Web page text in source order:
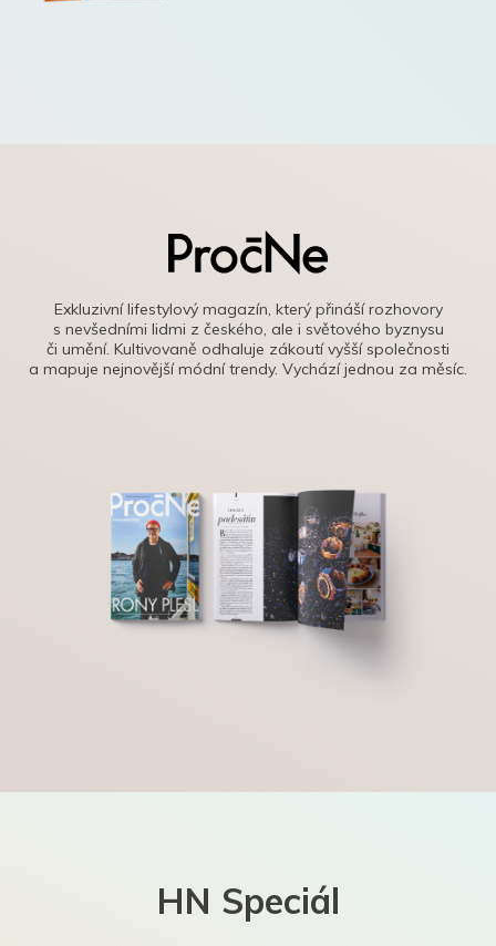
Exkluzivní lifestylový magazín, který přináší rozhovory
s nevšedními lidmi z českého, ale i světového byznysu
či umění. Kultivovaně odhaluje zákoutí vyšší společnosti
a mapuje nejnovější módní trendy. Vychází jednou za měsíc.
HN Speciál